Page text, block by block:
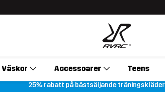
Väskor Accessoarer Teens
25% rabatt på bästsäljande träningskläder